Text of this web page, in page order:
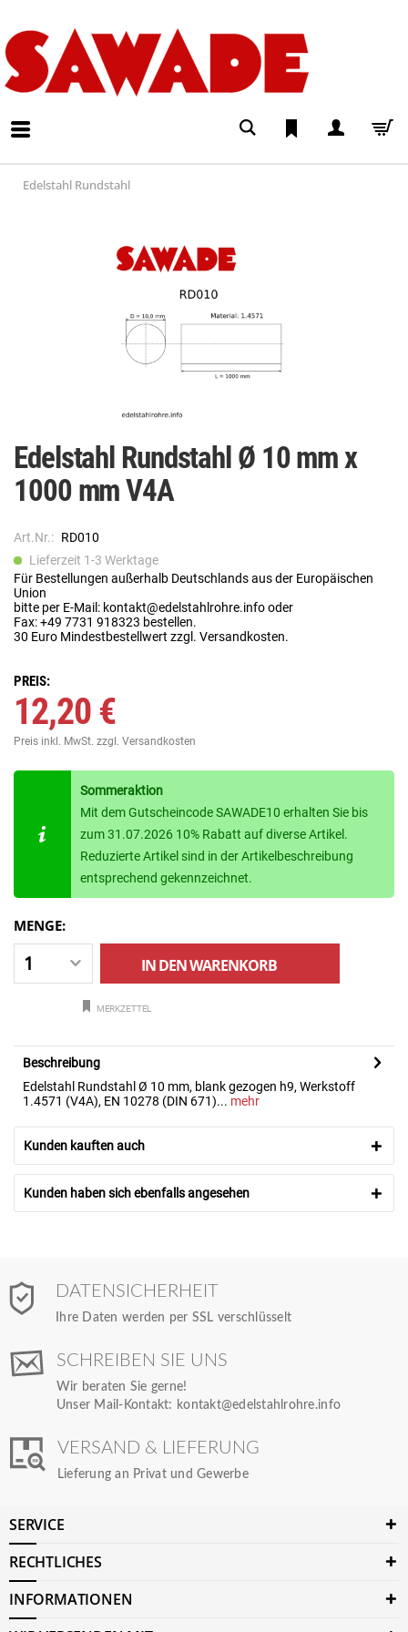
Edelstahl Rundstahl
Edelstahl Rundstahl Ø 10 mm x
1000 mm V4A
Art.Nr.: RD010
Lieferzeit 1-3 Werktage
Für Bestellungen außerhalb Deutschlands aus der Europäischen
Union
bitte per E-Mail: kontakt@edelstahlrohre.info oder
Fax: +49 7731 918323 bestellen.
30 Euro Mindestbestellwert zzgl. Versandkosten.
PREIS:
12,20 €
Preis inkl. MwSt. zzgl. Versandkosten
Sommeraktion
Mit dem Gutscheincode SAWADE10 erhalten Sie bis
zum 31.07.2026 10% Rabatt auf diverse Artikel.
Reduzierte Artikel sind in der Artikelbeschreibung
entsprechend gekennzeichnet.
MENGE:
IN DENWARENKORB
MERKZETTEL
Beschreibung
Edelstahl Rundstahl Ø 10 mm, blank gezogen h9, Werkstoff
1.4571 (V4A), EN 10278 (DIN 671)... mehr
Kunden kauften auch
Kunden haben sich ebenfalls angesehen
DATENSICHERHEIT
Ihre Daten werden per SSL verschlüsselt
SCHREIBEN SIE UNS
Wir beraten Sie gerne!
Unser Mail-Kontakt: kontakt@edelstahlrohre.info
VERSAND & LIEFERUNG
Lieferung an Privat und Gewerbe
SERVICE
RECHTLICHES
INFORMATIONEN